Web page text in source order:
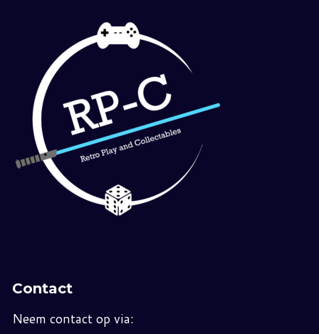
Contact
Neem contact op via: